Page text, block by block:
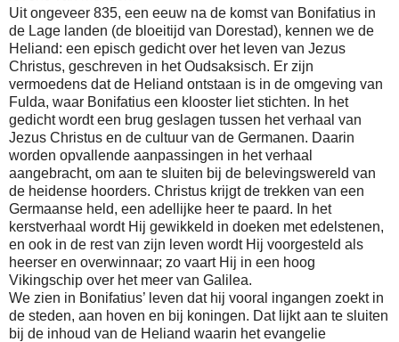
Uit ongeveer 835, een eeuw na de komst van Bonifatius in
de Lage landen (de bloeitijd van Dorestad), kennen we de
Heliand: een episch gedicht over het leven van Jezus
Christus, geschreven in het Oudsaksisch. Er zijn
vermoedens dat de Heliand ontstaan is in de omgeving van
Fulda, waar Bonifatius een klooster liet stichten. In het
gedicht wordt een brug geslagen tussen het verhaal van
Jezus Christus en de cultuur van de Germanen. Daarin
worden opvallende aanpassingen in het verhaal
aangebracht, om aan te sluiten bij de belevingswereld van
de heidense hoorders. Christus krijgt de trekken van een
Germaanse held, een adellijke heer te paard. In het
kerstverhaal wordt Hij gewikkeld in doeken met edelstenen,
en ook in de rest van zijn leven wordt Hij voorgesteld als
heerser en overwinnaar; zo vaart Hij in een hoog
Vikingschip over het meer van Galilea.
We zien in Bonifatius’ leven dat hij vooral ingangen zoekt in
de steden, aan hoven en bij koningen. Dat lijkt aan te sluiten
bij de inhoud van de Heliand waarin het evangelie